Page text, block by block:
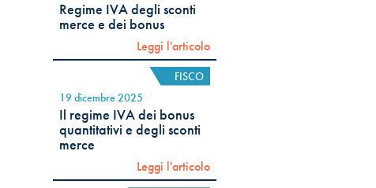
Regime IVA degli sconti
merce e dei bonus
Leggi l'articolo
FISCO
19 dicembre 2025
Il regime IVA dei bonus
quantitativi e degli sconti
merce
Leggi l'articolo